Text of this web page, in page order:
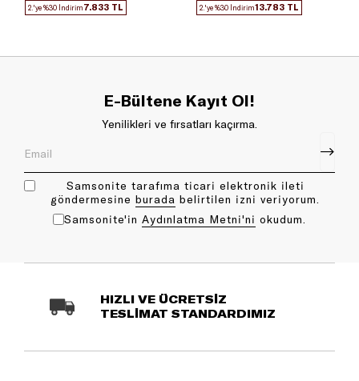
2.'ye %30 İndirim7.833 TL 2.'ye %30 İndirim13.783 TL
E-Bültene Kayıt Ol!
Yenilikleri ve fırsatları kaçırma.
Samsonite tarafıma ticari elektronik ileti
göndermesine bu rada belirtilen izni veriyorum.
Samsonite'in Aydınlatma Metni'ni okudum.
HIZLI VE ÜCRETSİZ
TESLİMAT STANDARDIMIZ